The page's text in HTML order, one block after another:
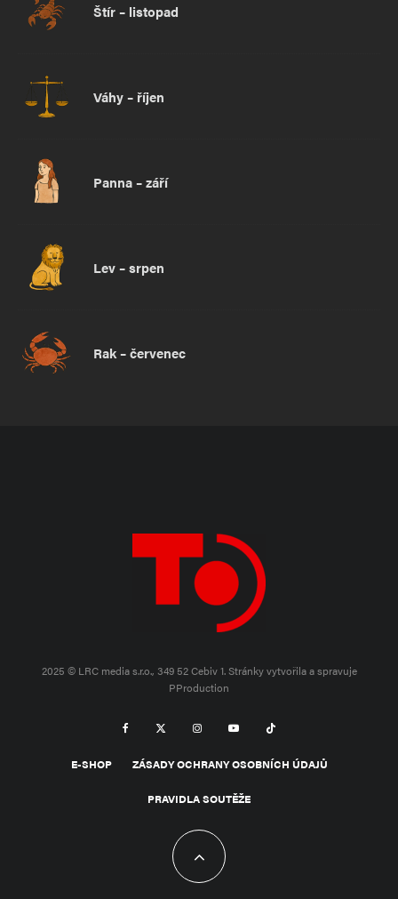
Štír – listopad
Váhy – říjen
Panna – září
Lev – srpen
Rak – červenec
2025 © LRC media s.r.o., 349 52 Cebiv 1.Stránky vytvořila a spravuje
PProduction
E-SHOP ZÁSADY OCHRANY OSOBNÍCH ÚDAJŮ
PRAVIDLA SOUTĚŽE